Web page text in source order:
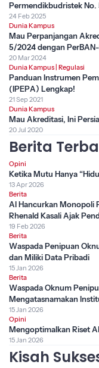
Permendikbudristek No.
24 Feb 2025
Dunia Kampus
Mau Perpanjangan
5/2024 dengan
20 Mar 2024
Dunia Kampus Regulasi
Panduan Instrumen
(IPEPA) Lengkap!
21 Sep 2021
Dunia Kampus
Mau Akreditasi, Ini
20 Jul 2020
Berita
Opini
Ketika Mutu Hanya
13 Apr 2026
Berita
AI Hancurkan Monopoli
Rhenald Kasali Ajak
19 Feb 2026
Berita
Waspada Penipuan
dan Miliki Data Pribadi
15 Jan 2026
Berita
Waspada Oknum
Mengatasnamakan
15 Jan 2026
Opini
Mengoptimalkan Riset
15 Jan 2026
Kisah